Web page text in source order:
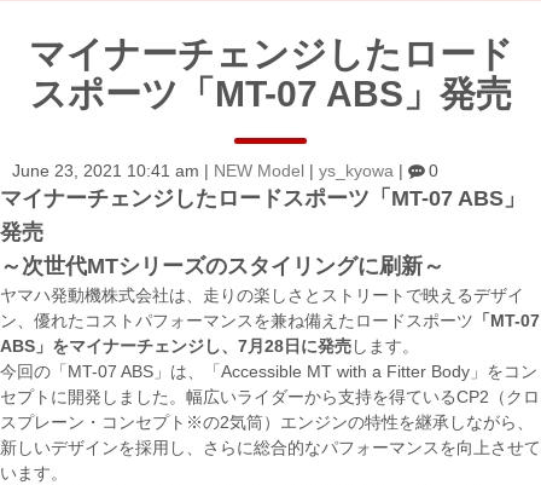
g
t
i
マイナーチェンジしたロード
スポーツ「MT-07 ABS」発売
June 23, 2021 10:41 am NEW Model ys_kyowa 0
マイナーチェンジしたロードスポーツ「MT-07 ABS」
発売
～次世代MTシリーズのスタイリングに刷新～
ヤマハ発動機株式会社は、走りの楽しさとストリートで映えるデザイ
ン、優れたコストパフォーマンスを兼ね備えたロードスポーツ 「MT-07
ABS」をマイナーチェンジし、7月28日に発売 します。
今回の「MT-07 ABS」は、「Accessible MT with a Fitter Body」をコン
セプトに開発しました。幅広いライダーから支持を得ているCP2（クロ
スプレーン・コンセプト※の2気筒）エンジンの特性を継承しながら、
新しいデザインを採用し、さらに総合的なパフォーマンスを向上させて
います。